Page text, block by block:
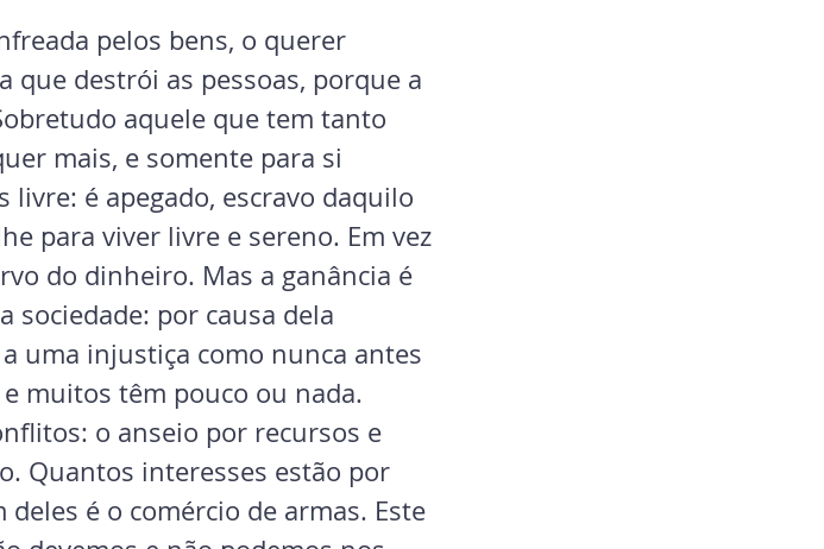
pelos bens, o querer
que destrói as pessoas, porque a
aquele que tem tanto
mais, e somente para si
livre: é apegado, escravo daquilo
para viver livre e sereno. Em vez
do dinheiro. Mas a ganância é
sociedade: por causa dela
uma injustiça como nunca antes
muitos têm pouco ou nada.
o anseio por recursos e
Quantos interesses estão por
é o comércio de armas. Este